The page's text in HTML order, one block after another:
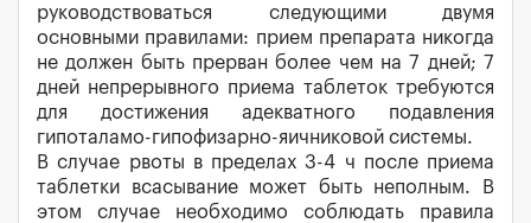
руководствоваться следующими двумя
основными правилами: прием препарата никогда
не должен быть прерван более чем на 7 дней; 7
дней непрерывного приема таблеток требуются
для достижения адекватного подавления
гипоталамо-гипофизарно-яичниковой системы.
В случае рвоты в пределах 3-4 ч после приема
таблетки всасывание может быть неполным. В
этом случае необходимо соблюдать правила